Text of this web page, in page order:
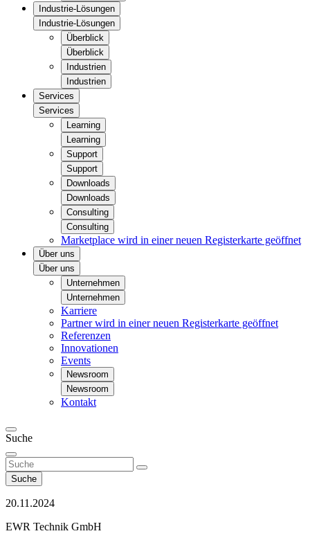
Industrie-Lösungen
Industrie-Lösungen
Überblick
Überblick
Industrien
Industrien
Services
Services
Learning
Learning
Support
Support
Downloads
Downloads
Consulting
Consulting
Marketplace wird in einer neuen Registerkarte geöffnet
Über uns
Über uns
Unternehmen
Unternehmen
Karriere
Partnerwird in einer neuen Registerkarte geöffnet
Referenzen
Innovationen
Events
Newsroom
Newsroom
Kontakt
Suche
Suche
20.11.2024
EWR Technik GmbH